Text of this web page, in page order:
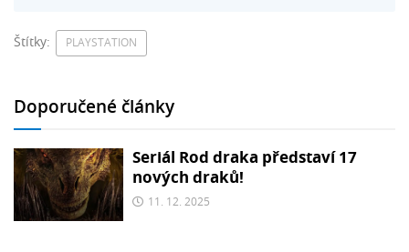
Štítky: PLAYSTATION
Doporučené články
Seriál Rod draka představí 17
nových draků!
11. 12. 2025